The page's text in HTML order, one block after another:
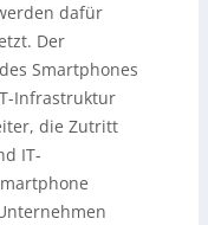
dafür
Der
Smartphones
Infrastruktur
die Zutritt
IT-